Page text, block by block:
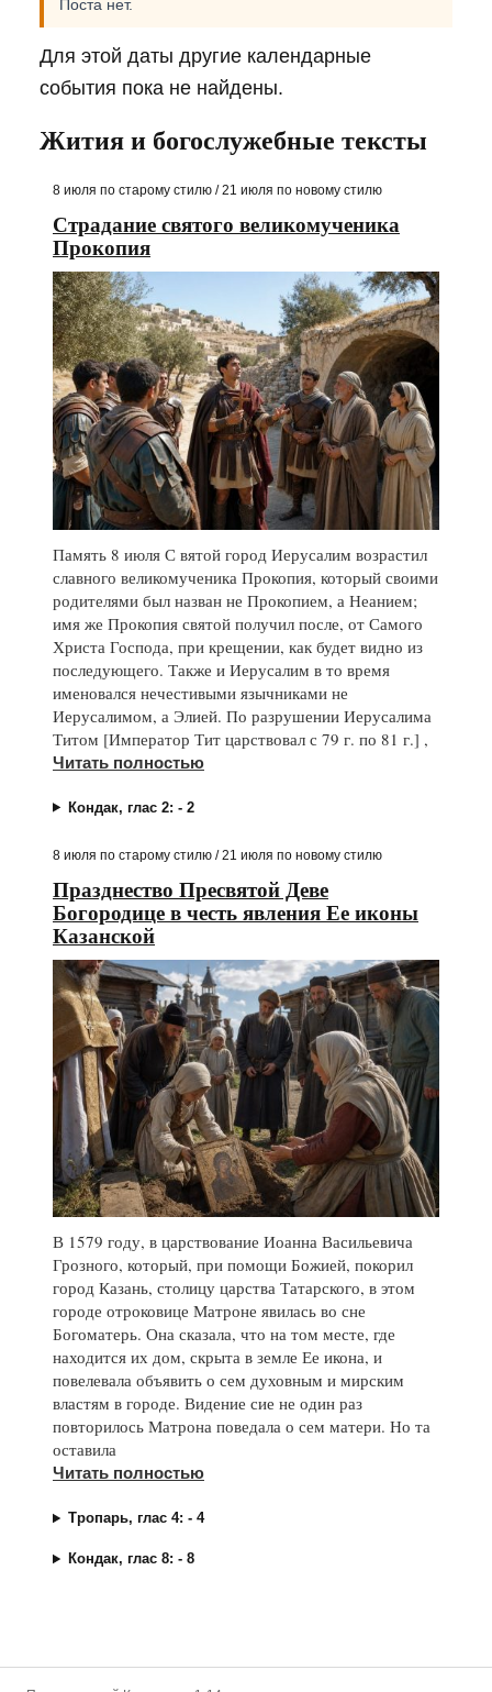
Поста нет.
Для этой даты другие календарные
события пока не найдены.
Жития и богослужебные тексты
8 июля по старому стилю / 21 июля по новому стилю
Страдание святого великомученика
Прокопия
Память 8 июля С вятой город Иерусалим возрастил
славного великомученика Прокопия, который своими
родителями был назван не Прокопием, а Неанием;
имя же Прокопия святой получил после, от Самого
Христа Господа, при крещении, как будет видно из
последующего. Также и Иерусалим в то время
именовался нечестивыми язычниками не
Иерусалимом, а Элией. По разрушении Иерусалима
Титом [Император Тит царствовал с 79 г. по 81 г.] ,
Читать полностью
Кондак, глас 2: - 2
8 июля по старому стилю / 21 июля по новому стилю
Празднество Пресвятой Деве
Богородице в честь явления Ее иконы
Казанской
В 1579 году, в царствование Иоанна Васильевича
Грозного, который, при помощи Божией, покорил
город Казань, столицу царства Татарского, в этом
городе отроковице Матроне явилась во сне
Богоматерь. Она сказала, что на том месте, где
находится их дом, скрыта в земле Ее икона, и
повелевала объявить о сем духовным и мирским
властям в городе. Видение сие не один раз
повторилось Матрона поведала о сем матери. Но та
оставила
Читать полностью
Тропарь, глас 4: - 4
Кондак, глас 8: - 8